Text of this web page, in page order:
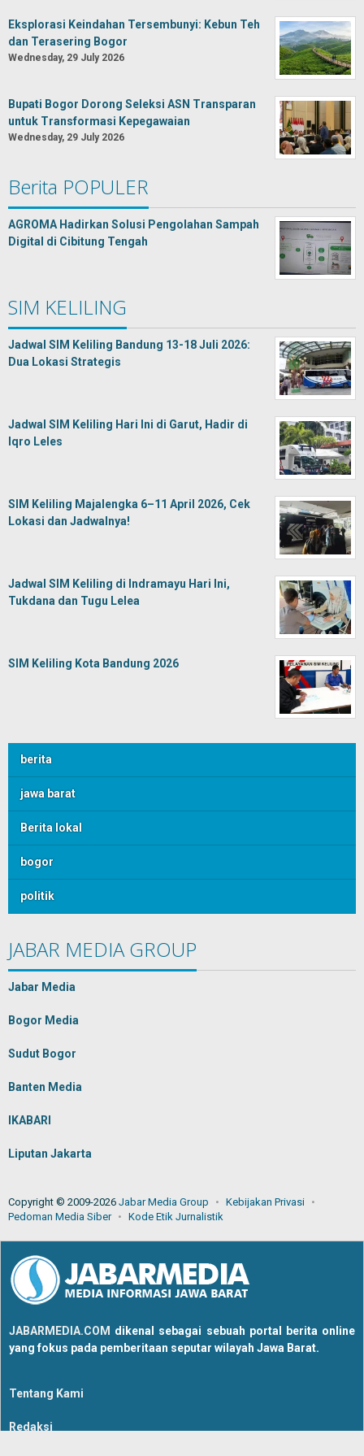
Eksplorasi Keindahan Tersembunyi: Kebun Teh
dan Terasering Bogor
Wednesday, 29 July 2026
Bupati Bogor Dorong Seleksi ASN Transparan
untuk Transformasi Kepegawaian
Wednesday, 29 July 2026
Berita POPULER
AGROMA Hadirkan Solusi Pengolahan Sampah
Digital di Cibitung Tengah
SIM KELILING
Jadwal SIM Keliling Bandung 13-18 Juli 2026:
Dua Lokasi Strategis
Jadwal SIM Keliling Hari Ini di Garut, Hadir di
Iqro Leles
SIM Keliling Majalengka 6–11 April 2026, Cek
Lokasi dan Jadwalnya!
Jadwal SIM Keliling di Indramayu Hari Ini,
Tukdana dan Tugu Lelea
SIM Keliling Kota Bandung 2026
berita
jawa barat
Berita lokal
bogor
politik
JABAR MEDIA GROUP
Jabar Media
Bogor Media
Sudut Bogor
Banten Media
IKABARI
Liputan Jakarta
Copyright © 2009-2026 Jabar Media Group
Kebijakan Privasi
Pedoman Media Siber
Kode Etik Jurnalistik
JABARMEDIA.COM dikenal sebagai sebuah portal berita online
yang fokus pada pemberitaan seputar wilayah Jawa Barat.
Tentang Kami
Redaksi